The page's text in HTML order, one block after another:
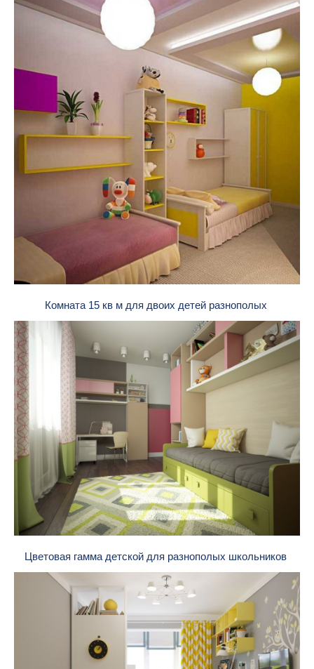
Комната 15 кв м для двоих детей разнополых
Цветовая гамма детской для разнополых школьников